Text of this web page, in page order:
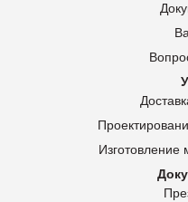
Изготовление